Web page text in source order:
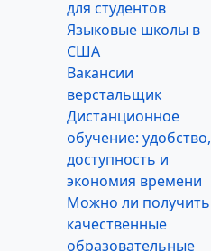
для студентов
Языковые школы в
США
Вакансии
верстальщик
Дистанционное
обучение: удобство,
доступность и
экономия времени
Можно ли получить
качественные
образовательные